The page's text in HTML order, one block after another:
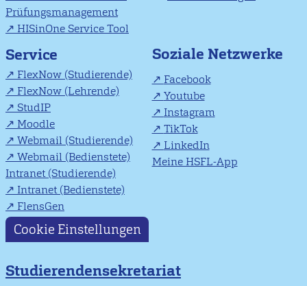
Prüfungsmanagement
HISinOne Service Tool
Service
FlexNow (Studierende)
FlexNow (Lehrende)
StudIP
Moodle
Webmail (Studierende)
Webmail (Bedienstete)
Intranet (Studierende)
Intranet (Bedienstete)
FlensGen
Soziale Netzwerke
Facebook
Youtube
Instagram
TikTok
LinkedIn
Meine HSFL-App
Cookie Einstellungen
Studierendensekretariat